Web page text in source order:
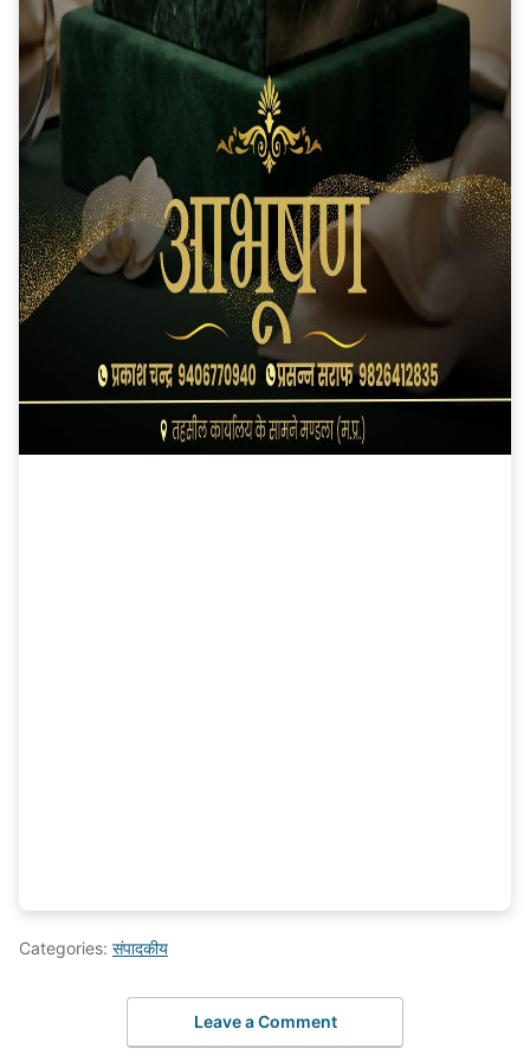
Categories: संपादकीय
Leave a Comment